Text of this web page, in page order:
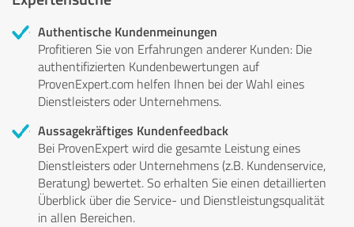
Authentische Kundenmeinungen
Profitieren Sie von Erfahrungen anderer Kunden: Die
authentifizierten Kundenbewertungen auf
ProvenExpert.com helfen Ihnen bei der Wahl eines
Dienstleisters oder Unternehmens.
Aussagekräftiges Kundenfeedback
Bei ProvenExpert wird die gesamte Leistung eines
Dienstleisters oder Unternehmens (z.B. Kundenservice,
Beratung) bewertet. So erhalten Sie einen detaillierten
Überblick über die Service- und Dienstleistungsqualität
in allen Bereichen.